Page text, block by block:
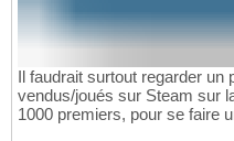
Il faudrait surtout regarder
vendus/joués sur Steam sur
1000 premiers, pour se faire